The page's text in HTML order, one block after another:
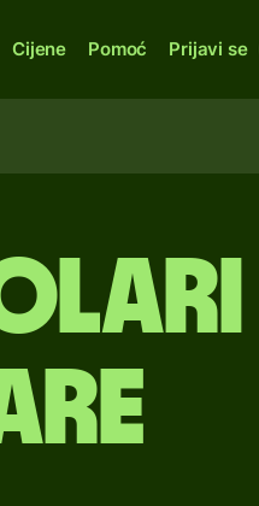
Cijene Pomoć Prijavi se